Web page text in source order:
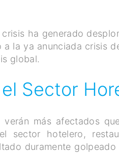
ha generado
la ya anunciada crisis
global.
Sector
más afectados
sector hotelero,
duramente